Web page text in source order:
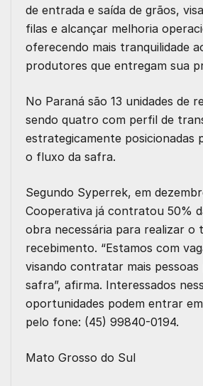
de entrada e saída de grãos,
filas e alcançar melhoria
oferecendo mais tranquilidade
produtores que entregam sua
No Paraná são 13 unidades de
sendo quatro com perfil de
estrategicamente posicionadas
o fluxo da safra.
Segundo Syperrek, em
Cooperativa já contratou 50%
obra necessária para realizar o
recebimento. “Estamos com
visando contratar mais pessoas
safra”, afirma. Interessados
oportunidades podem entrar
pelo fone: (45) 99840-0194.
Mato Grosso do Sul